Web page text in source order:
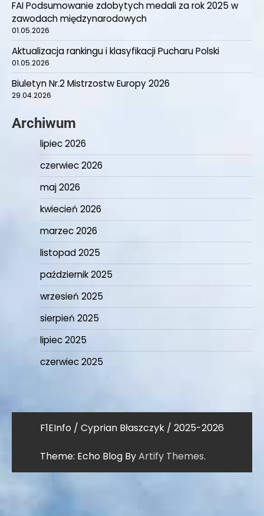
FAI Podsumowanie zdobytych medali za rok 2025 w
zawodach międzynarodowych
01.05.2026
Aktualizacja rankingu i klasyfikacji Pucharu Polski
01.05.2026
Biuletyn Nr.2 Mistrzostw Europy 2026
29.04.2026
Archiwum
lipiec 2026
czerwiec 2026
maj 2026
kwiecień 2026
marzec 2026
listopad 2025
październik 2025
wrzesień 2025
sierpień 2025
lipiec 2025
czerwiec 2025
F1EInfo / Cyprian Błaszczyk / 2025-2026
Theme: Echo Blog ByArtify Themes.